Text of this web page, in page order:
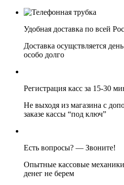
Удобная доставка по всей
Доставка осущствляется
особо долго
Регистрация касс за 15-30
Не выходя из магазина с
заказе кассы “под ключ”
Есть вопросы? — Звоните!
Опытные кассовые
денег не берем